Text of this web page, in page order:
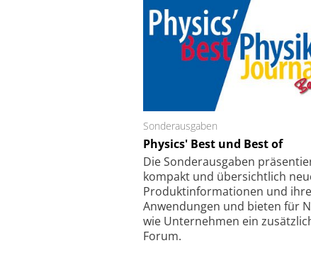
Sonderausgaben
Physics' Best und Best of
Die Sonder­ausgaben
kompakt und übersichtlich
Produkt­informationen und ihre
Anwendungen und bieten für
wie Unternehmen ein
Forum.
Faserkoppler mit